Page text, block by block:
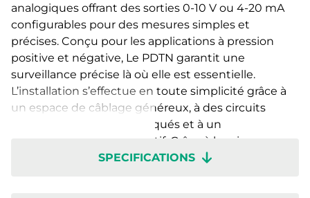
analogiques offrant des sorties 0-10 V ou 4-20 mA
configurables pour des mesures simples et
précises. Conçu pour les applications à pression
positive et négative, Le PDTN garantit une
surveillance précise là où elle est essentielle.
L’installation s’effectue en toute simplicité grâce à
un espace de câblage généreux, à des circuits
imprimés clairement marqués et à un
commutateur rotatif intuitif. Grâce à la mise en
service rapide via l’application Regin:GO, vous êtes
SPECIFICATIONS